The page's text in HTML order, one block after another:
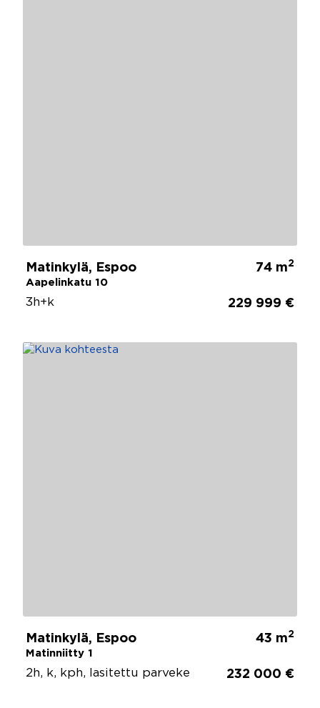
Matinkylä, Espoo
Aapelinkatu 10
74 m2
3h+k 229 999 €
Matinkylä, Espoo
Matinniitty 1
43 m2
2h, k, kph, lasitettu parveke 232 000 €